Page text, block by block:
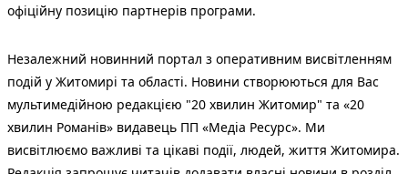
офіційну позицію партнерів програми.
Незалежний новинний портал з оперативним висвітленням
подій у Житомирі та області. Новини створюються для Вас
мультимедійною редакцією "20 хвилин Житомир" та «20
хвилин Романів» видавець ПП «Медіа Ресурс». Ми
висвітлюємо важливі та цікаві події, людей, життя Житомира.